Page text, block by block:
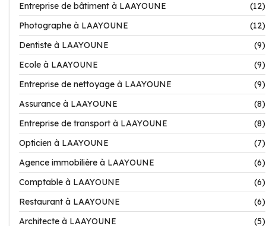
Entreprise de bâtiment à LAAYOUNE
(12)
Photographe à LAAYOUNE
(12)
Dentiste à LAAYOUNE
(9)
Ecole à LAAYOUNE
(9)
Entreprise de nettoyage à LAAYOUNE
(9)
Assurance à LAAYOUNE
(8)
Entreprise de transport à LAAYOUNE
(8)
Opticien à LAAYOUNE
(7)
Agence immobilière à LAAYOUNE
(6)
Comptable à LAAYOUNE
(6)
Restaurant à LAAYOUNE
(6)
Architecte à LAAYOUNE
(5)